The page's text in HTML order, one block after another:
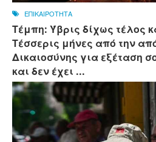
ΕΠΙΚΑΙΡΟΤΗΤΑ
Τέμπη: Ύβρις δίχως τέλος
Τέσσερις μήνες από την
Δικαιοσύνης για εξέταση
και δεν έχει ...